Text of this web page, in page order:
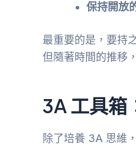
保持開放
最重要的是，要持
但隨著時間的推移
3A 工具箱
除了培養 3A 思維